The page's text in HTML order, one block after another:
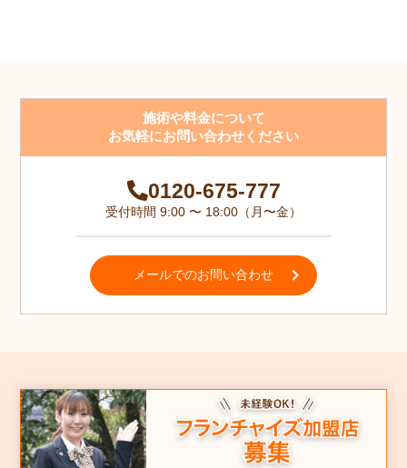
施術や料金について
お気軽にお問い合わせください
0120-675-777
受付時間 9:00 〜 18:00（月〜金）
メールでのお問い合わせ